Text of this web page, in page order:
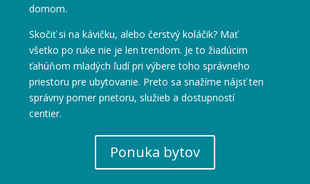
domom.
Skočiť si na kávičku, alebo čerstvý koláčik? Mať
všetko po ruke nie je len trendom. Je to žiadúcim
ťahúňom mladých ľudí pri výbere toho správneho
priestoru pre ubytovanie. Preto sa snažíme nájsť ten
správny pomer prietoru, služieb a dostupností
centier.
Ponuka bytov